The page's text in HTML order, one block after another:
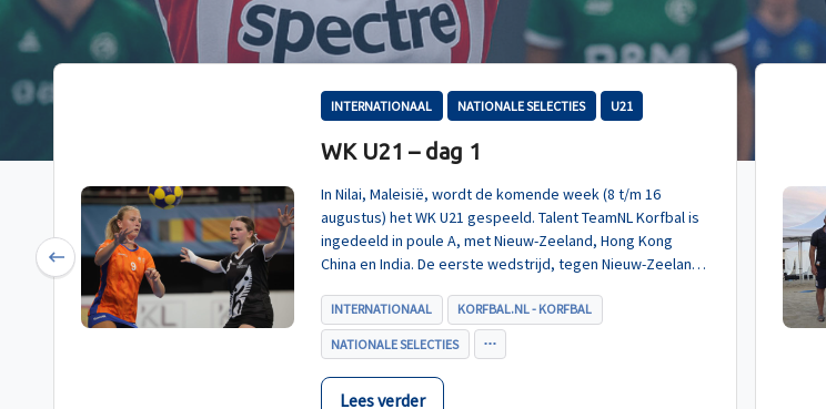
INTERNATIONAAL NATIONALE SELECTIES U21
WK U21 – dag 1
In Nilai, Maleisië, wordt de komende week (8 t/m 16
augustus) het WK U21 gespeeld. Talent TeamNL Korfbal is
ingedeeld in poule A, met Nieuw-Zeeland, Hong Kong
China en India. De eerste wedstrijd, tegen Nieuw-Zeeland
INTERNATIONAAL KORFBAL.NL - KORFBAL
NATIONALE SELECTIES
Lees verder
Previous